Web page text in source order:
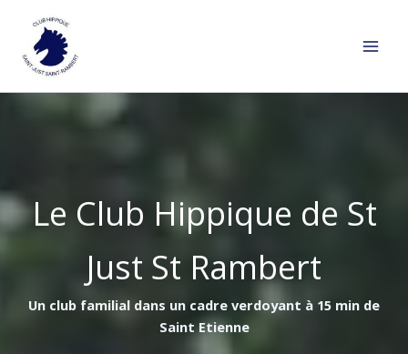
contenu
Le Club Hippique de St
Just St Rambert
Un club familial dans un cadre verdoyant à 15 min de
Saint Etienne